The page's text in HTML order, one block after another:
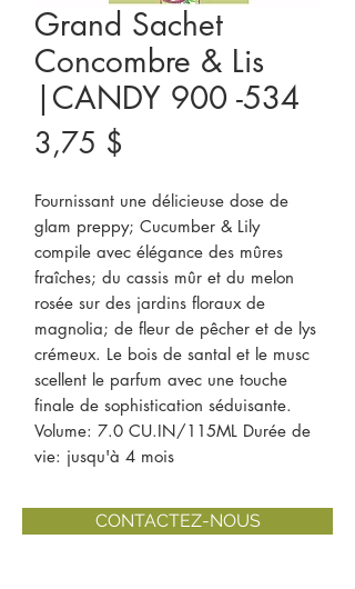
Grand Sachet
Concombre & Lis
|CANDY 900 -534
3,75 $
Fournissant une délicieuse dose de
glam preppy; Cucumber & Lily
compile avec élégance des mûres
fraîches; du cassis mûr et du melon
rosée sur des jardins floraux de
magnolia; de fleur de pêcher et de lys
crémeux. Le bois de santal et le musc
scellent le parfum avec une touche
finale de sophistication séduisante.
Volume: 7.0 CU.IN/115ML Durée de
vie: jusqu'à 4 mois
CONTACTEZ-NOUS